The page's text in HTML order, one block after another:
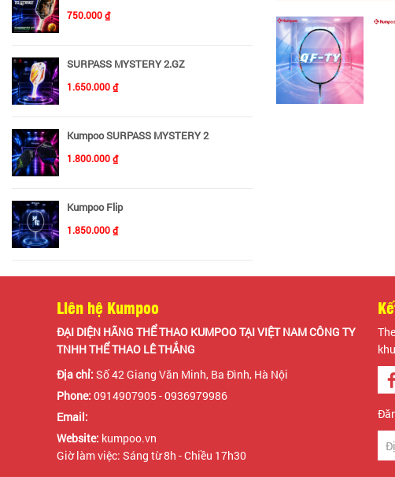
750.000 ₫
SURPASS MYSTERY 2.GZ
1.650.000 ₫
Kumpoo SURPASS MYSTERY 2
1.800.000 ₫
Kumpoo Flip
1.850.000 ₫
Liên hệ Kumpoo
ĐẠI DIỆN HÃNG THỂ THAO KUMPOO TẠI VIỆT NAM CÔNG TY
TNHH THỂ THAO LÊ THẮNG
Địa chỉ: Số 42 Giang Văn Minh, Ba Đình, Hà Nội
Phone: 0914907905 - 0936979986
Email:
Website: kumpoo.vn
Giờ làm việc: Sáng từ 8h - Chiều 17h30